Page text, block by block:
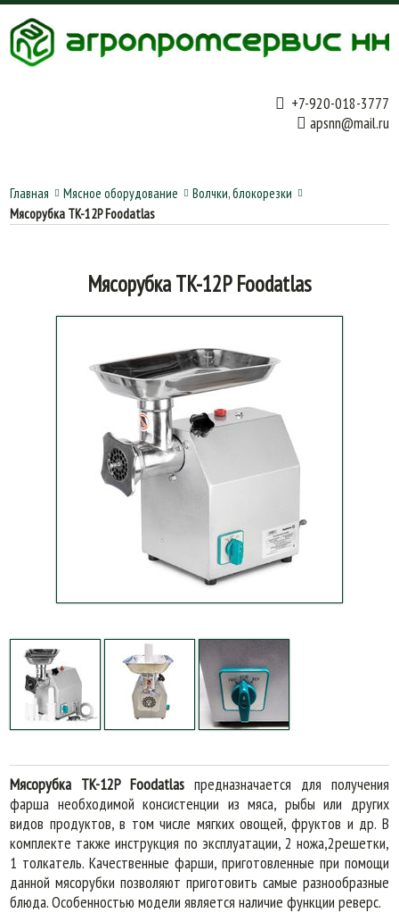
+7-920-018-3777
apsnn@mail.ru
Главная Мясное оборудование
Волчки, блокорезки
Мясорубка TK-12P Foodatlas
Мясорубка TK-12P Foodatlas
Мясорубка TK-12P Foodatlas предназначается для получения
фарша необходимой консистенции из мяса, рыбы или других
видов продуктов, в том числе мягких овощей, фруктов и др. В
комплекте также инструкция по эксплуатации, 2 ножа,2решетки,
1 толкатель. Качественные фарши, приготовленные при помощи
данной мясорубки позволяют приготовить самые разнообразные
блюда. Особенностью модели является наличие функции реверс.